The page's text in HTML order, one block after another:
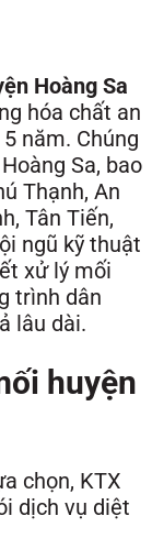
Hoàng Sa
hóa chất an
năm. Chúng
Sa, bao
Thạnh, An
Tân Tiến,
ngũ kỹ thuật
xử lý mối
trình dân
lâu dài.
huyện
chọn, KTX
dịch vụ diệt